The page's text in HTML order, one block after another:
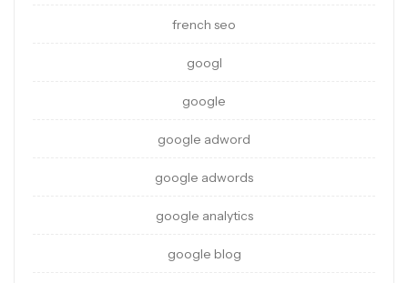
french seo
googl
google
google adword
google adwords
google analytics
google blog